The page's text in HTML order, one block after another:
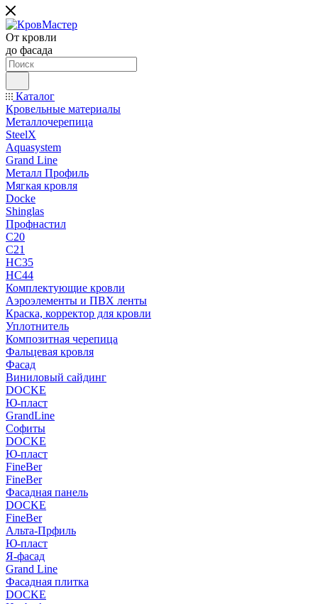
От кровли
до фасада
Каталог
Кровельные материалы
Металлочерепица
SteelX
Aquasystem
Grand Line
Металл Профиль
Мягкая кровля
Docke
Shinglas
Профнастил
C20
C21
НС35
НС44
Комплектующие кровли
Аэроэлементы и ПВХ ленты
Краска, корректор для кровли
Уплотнитель
Композитная черепица
Фальцевая кровля
Фасад
Виниловый сайдинг
DOCKE
Ю-пласт
GrandLine
Софиты
DOCKE
Ю-пласт
FineBer
FineBer
Фасадная панель
DOCKE
FineBer
Альта-Прфиль
Ю-пласт
Я-фасад
Grand Line
Фасадная плитка
DOCKE